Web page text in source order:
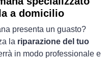
a domicilio
presenta un guasto?
la riparazione del tuo
in modo professionale e